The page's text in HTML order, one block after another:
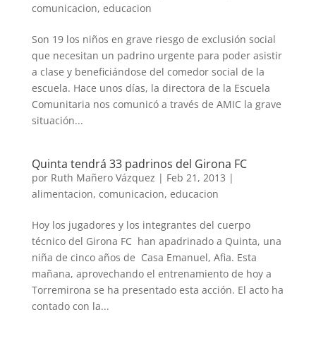
comunicacion, educacion
Son 19 los niños en grave riesgo de exclusión social
que necesitan un padrino urgente para poder asistir
a clase y beneficiándose del comedor social de la
escuela. Hace unos días, la directora de la Escuela
Comunitaria nos comunicó a través de AMIC la grave
situación...
Quinta tendrá 33 padrinos del Girona FC
por Ruth Mañero Vázquez | Feb 21, 2013 |
alimentacion, comunicacion, educacion
Hoy los jugadores y los integrantes del cuerpo
técnico del Girona FC han apadrinado a Quinta, una
niña de cinco años de Casa Emanuel, Afia. Esta
mañana, aprovechando el entrenamiento de hoy a
Torremirona se ha presentado esta acción. El acto ha
contado con la...